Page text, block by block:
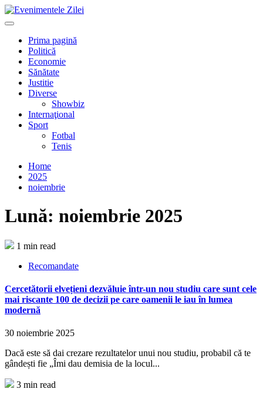
Mergi
la
Primary
Prima pagină
Politică
Economie
Sănătate
Justitie
Diverse
Showbiz
Internaţional
Sport
Fotbal
Tenis
Home
2025
noiembrie
Lună: noiembrie 2025
1 min read
Recomandate
Cercetătorii elvețieni dezvăluie într-un nou studiu care sunt cele
mai riscante 100 de decizii pe care oamenii le iau în lumea
modernă
30 noiembrie 2025
Dacă este să dai crezare rezultatelor unui nou studiu, probabil că te
gândești fie „Îmi dau demisia de la locul...
3 min read